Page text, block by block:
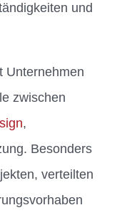
und
Unternehmen
zwischen
,
Besonders
verteilten